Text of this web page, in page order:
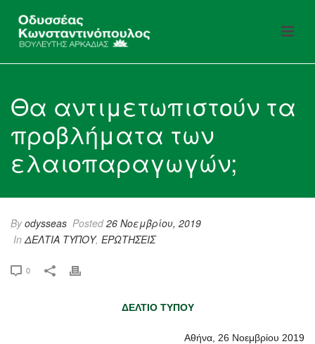
Θα αντιμετωπιστούν τα
προβλήματα των
ελαιοπαραγωγών;
Byodysseas Posted26 Νοεμβρίου, 2019
InΔΕΛΤΙΑ ΤΥΠΟΥ, ΕΡΩΤΗΣΕΙΣ
0
ΔΕΛΤΙΟ ΤΥΠΟΥ
Αθήνα, 26 Νοεμβρίου 2019